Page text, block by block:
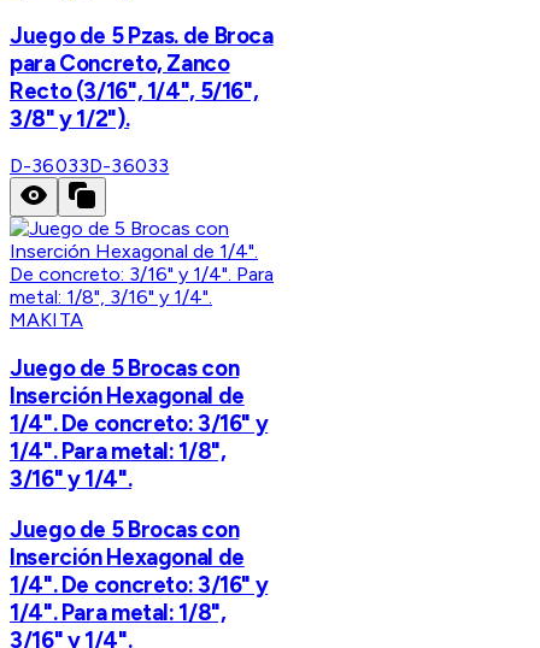
Juego de 5 Pzas. de Broca
para Concreto, Zanco
Recto (3/16", 1/4", 5/16",
3/8" y 1/2").
D-36033D-36033
MAKITA
Juego de 5 Brocas con
Inserción Hexagonal de
1/4". De concreto: 3/16" y
1/4". Para metal: 1/8",
3/16" y 1/4".
Juego de 5 Brocas con
Inserción Hexagonal de
1/4". De concreto: 3/16" y
1/4". Para metal: 1/8",
3/16" y 1/4".